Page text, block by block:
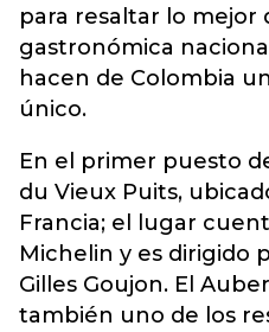
para resaltar lo mejor
gastronómica
hacen de Colombia
único.
En el primer puesto
du Vieux Puits,
Francia; el lugar
Michelin y es dirigido
Gilles Goujon. El
también uno de los